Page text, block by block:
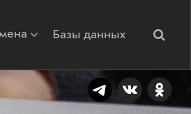
Базы данных